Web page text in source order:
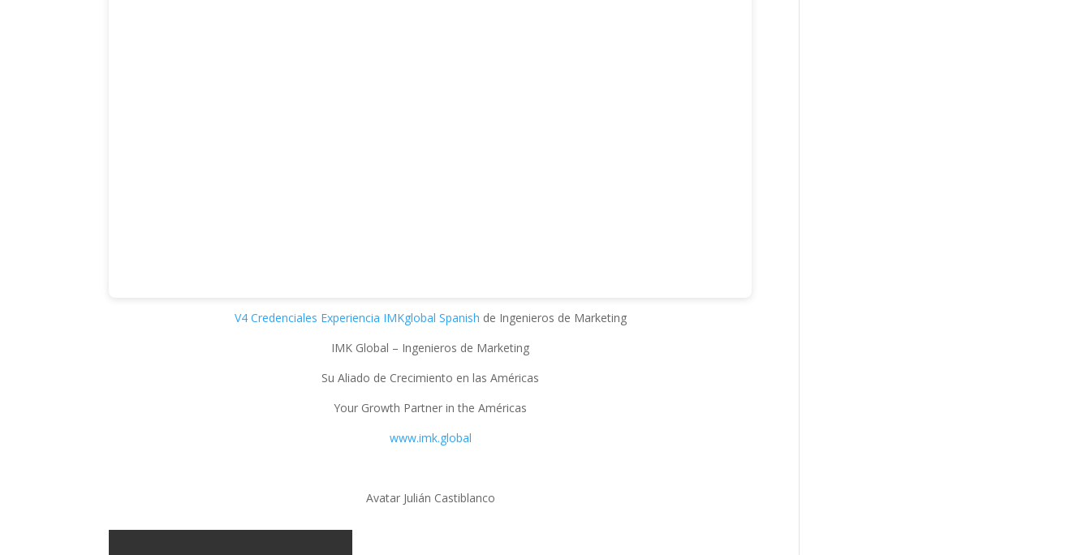
V4 Credenciales Experiencia IMKglobal Spanish de Ingenieros de Marketing
IMK Global – Ingenieros de Marketing
Su Aliado de Crecimiento en las Américas
Your Growth Partner in the Américas
www.imk.global
Avatar Julián Castiblanco